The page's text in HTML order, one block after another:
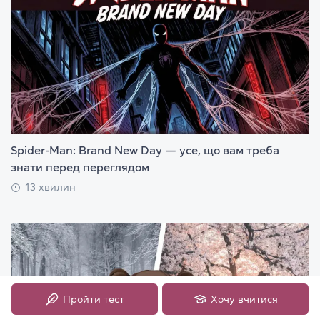
Spider-Man: Brand New Day — усе, що вам треба
знати перед переглядом
13 хвилин
Пройти тест Хочу вчитися